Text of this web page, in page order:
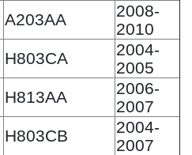
A203AA
2008-
2010
H803CA
2004-
2005
H813AA
2006-
2007
H803CB
2004-
2007